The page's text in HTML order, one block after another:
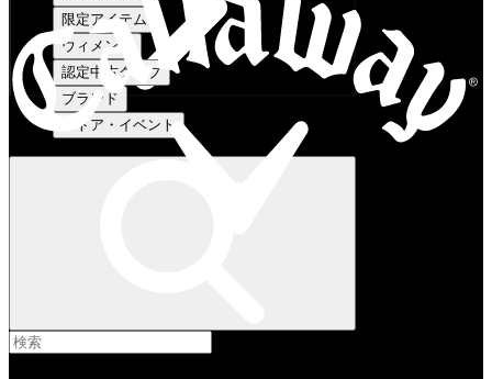
限定アイテム
ウィメンズ
認定中古クラブ
ブランド
ストア・イベント